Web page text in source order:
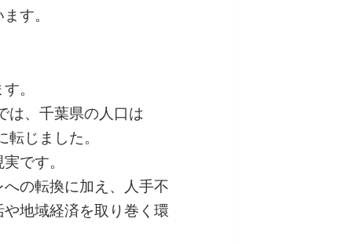
す。
。
は、千葉県の人口は
じました。
です。
の転換に加え、人手不
地域経済を取り巻く環